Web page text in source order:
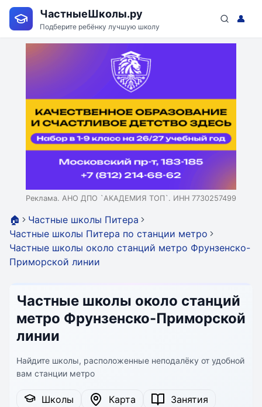
ЧастныеШколы.ру
Подберите ребёнку лучшую школу
👤
Реклама. АНО ДПО `АКАДЕМИЯ ТОП`. ИНН 7730257499
🏠
Частные школы Питера
Частные школы Питера по станции метро
Частные школы около станций метро Фрунзенско-
Приморской линии
Частные школы около станций
метро Фрунзенско-Приморской
линии
Найдите школы, расположенные неподалёку от удобной
вам станции метро
Школы Карта
Занятия